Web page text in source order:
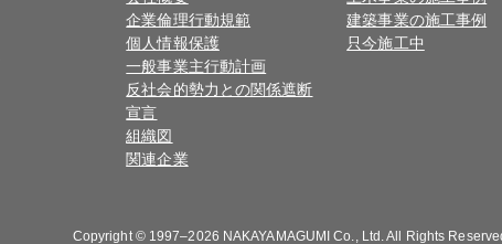
企業倫理行動規範
個人情報保護
一般事業主行動計画
反社会的勢力との関係遮断
宣言
組織図
関連企業
建築事業の施工事例
只今施工中
Copyright © 1997–2026 NAKAYAMAGUMI Co., Ltd.All Rights